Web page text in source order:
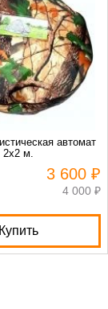
автомат
2х2 м.
3 600 ₽
4 000 ₽
Купить